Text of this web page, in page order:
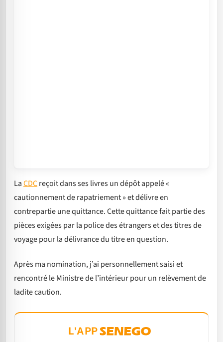
LaCDCreçoit dans ses livres un dépôt appelé «
cautionnement de rapatriement » et délivre en
contrepartie une quittance. Cette quittance fait partie des
pièces exigées par la police des étrangers et des titres de
voyage pour la délivrance du titre enquestion.
Après ma nomination, j’ai personnellement saisi et
rencontré le Ministre de l’intérieur pour un relèvement de
ladite caution.
L'APP